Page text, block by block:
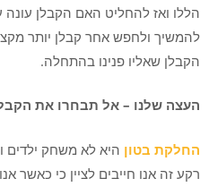
הללו ואז להחליט האם הקבלן עונה
להמשיך ולחפש אחר קבלן יותר
הקבלן שאליו פנינו בהתחלה.
העצה שלנו – אל תבחרו את
החלקת בטון היא לא משחק ילדים
רקע זה אנו חייבים לציין כי כאשר